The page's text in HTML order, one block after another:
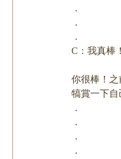
．
．
．
C：我真棒！
你很棒！
犒賞一下自
．
．
．
．